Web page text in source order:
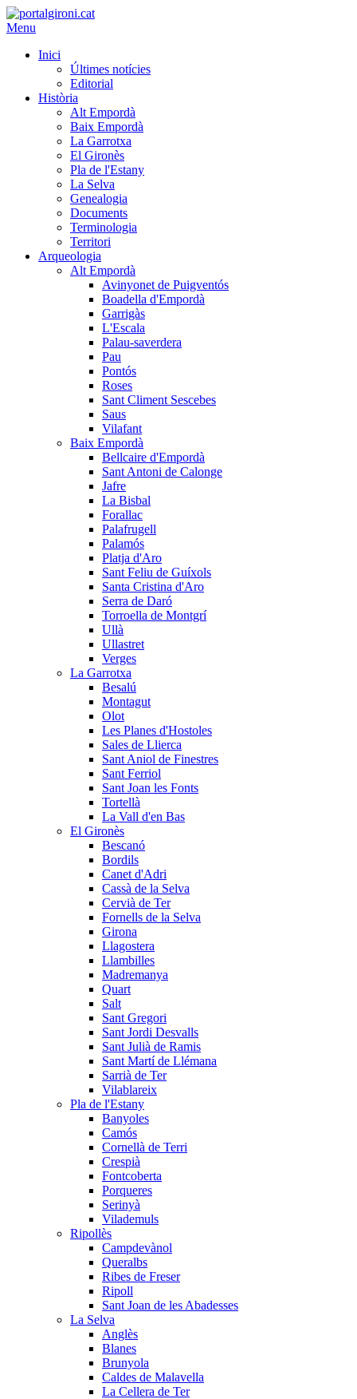
Menu
Inici
Últimes notícies
Editorial
Història
Alt Empordà
Baix Empordà
La Garrotxa
El Gironès
Pla de l'Estany
La Selva
Genealogia
Documents
Terminologia
Territori
Arqueologia
Alt Empordà
Avinyonet de Puigventós
Boadella d'Empordà
Garrigàs
L'Escala
Palau-saverdera
Pau
Pontós
Roses
Sant Climent Sescebes
Saus
Vilafant
Baix Empordà
Bellcaire d'Empordà
Sant Antoni de Calonge
Jafre
La Bisbal
Forallac
Palafrugell
Palamós
Platja d'Aro
Sant Feliu de Guíxols
Santa Cristina d'Aro
Serra de Daró
Torroella de Montgrí
Ullà
Ullastret
Verges
La Garrotxa
Besalú
Montagut
Olot
Les Planes d'Hostoles
Sales de Llierca
Sant Aniol de Finestres
Sant Ferriol
Sant Joan les Fonts
Tortellà
La Vall d'en Bas
El Gironès
Bescanó
Bordils
Canet d'Adri
Cassà de la Selva
Cervià de Ter
Fornells de la Selva
Girona
Llagostera
Llambilles
Madremanya
Quart
Salt
Sant Gregori
Sant Jordi Desvalls
Sant Julià de Ramis
Sant Martí de Llémana
Sarrià de Ter
Vilablareix
Pla de l'Estany
Banyoles
Camós
Cornellà de Terri
Crespià
Fontcoberta
Porqueres
Serinyà
Vilademuls
Ripollès
Campdevànol
Queralbs
Ribes de Freser
Ripoll
Sant Joan de les Abadesses
La Selva
Anglès
Blanes
Brunyola
Caldes de Malavella
La Cellera de Ter